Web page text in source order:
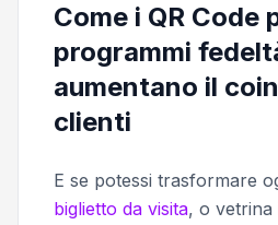
Come i QR Code
programmi
aumentano il
clienti
E se potessi trasformare
biglietto da visita, o vetrina